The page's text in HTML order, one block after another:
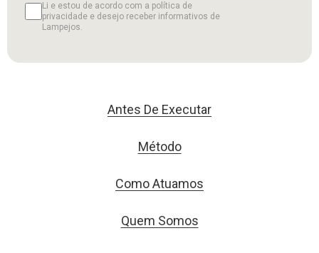
Li e estou de acordo com a política de
privacidade e desejo receber informativos de
Lampejos.
Antes De Executar
Método
Como Atuamos
Quem Somos